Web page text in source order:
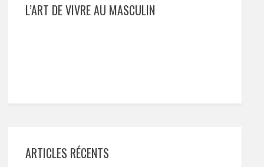
L’ART DE VIVRE AU MASCULIN
ARTICLES RÉCENTS